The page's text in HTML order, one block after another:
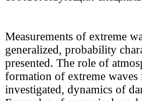
Measurements of extreme
generalized, probability
presented. The role of
formation of extreme
investigated, dynamics of